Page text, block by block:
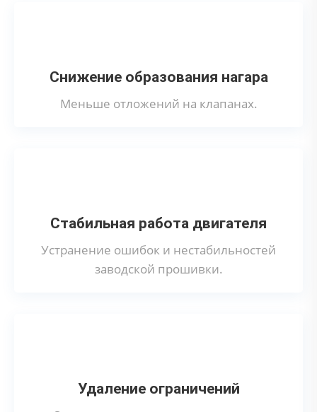
Снижение образования нагара
Меньше отложений на клапанах.
Стабильная работа двигателя
Устранение ошибок и нестабильностей
заводской прошивки.
Удаление ограничений